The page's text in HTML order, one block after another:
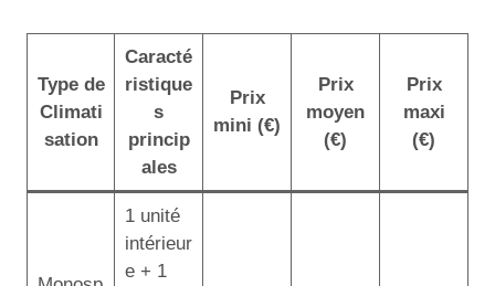
Type de
Climati
sation
Caracté
ristique
s
princip
ales
Prix
mini (€)
Prix
moyen
(€)
Prix
maxi
(€)
1 unité
intérieur
e + 1